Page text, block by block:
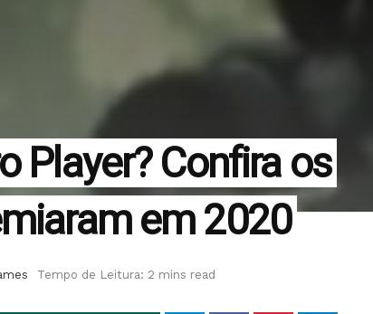
Player? Confira os
em 2020
Tempo de Leitura: 2 mins read